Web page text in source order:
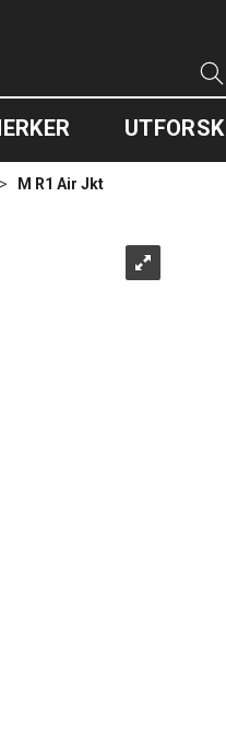
UTFORSK
> M R1 Air Jkt